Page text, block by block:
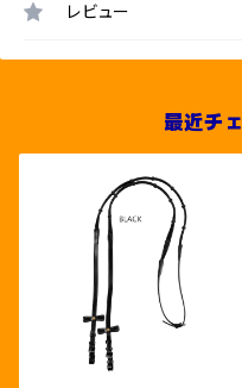
レビュー
最近チ